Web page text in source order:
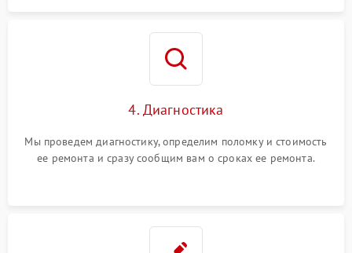
4. Диагностика
Мы проведем диагностику, определим поломку и стоимость
ее ремонта и сразу сообщим вам о сроках ее ремонта.